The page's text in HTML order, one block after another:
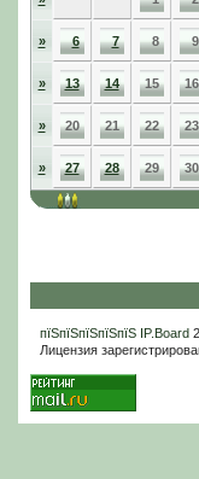
» 6 7 8 9
» 13 14 15 16
» 20 21 22 23
» 27 28 29 30
пїЅпїЅпїЅпїЅпїЅ IP.Board
Лицензия